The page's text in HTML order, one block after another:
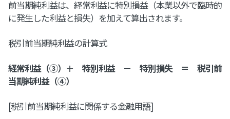
前当期純利益は、経常利益に特別損益（本業以外で臨時的
に発生した利益と損失）を加えて算出されます。
税引前当期純利益の計算式
経常利益（③）＋ 特別利益 － 特別損失 ＝ 税引前
当期純利益（④）
[税引前当期純利益に関係する金融用語]